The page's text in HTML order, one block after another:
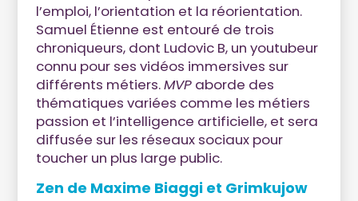
l’emploi, l’orientation et la réorientation.
Samuel Étienne est entouré de trois
chroniqueurs, dont Ludovic B, un youtubeur
connu pour ses vidéos immersives sur
différents métiers.MVPaborde des
thématiques variées comme les métiers
passion et l’intelligence artificielle, et sera
diffusée sur les réseaux sociaux pour
toucher un plus large public.
Zen de Maxime Biaggi et Grimkujow